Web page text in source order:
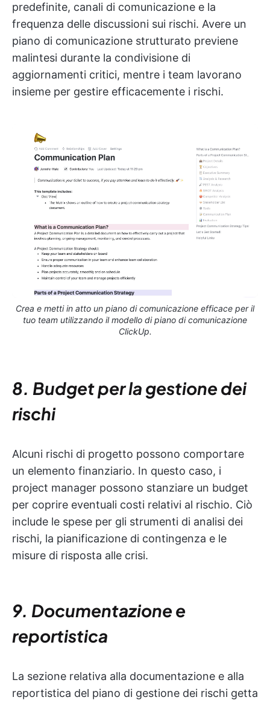
predefinite, canali di comunicazione e la
frequenza delle discussioni sui rischi. Avere un
piano di comunicazione strutturato previene
malintesi durante la condivisione di
aggiornamenti critici, mentre i team lavorano
insieme per gestire efficacemente i rischi.
Crea e metti in atto un piano di comunicazione efficace per il
tuo team utilizzando il modello di piano di comunicazione
ClickUp.
8. Budget per la gestione dei
rischi
Alcuni rischi di progetto possono comportare
un elemento finanziario. In questo caso, i
project manager possono stanziare un budget
per coprire eventuali costi relativi al rischio. Ciò
include le spese per gli strumenti di analisi dei
rischi, la pianificazione di contingenza e le
misure di risposta alle crisi.
9. Documentazione e
reportistica
La sezione relativa alla documentazione e alla
reportistica del piano di gestione dei rischi getta